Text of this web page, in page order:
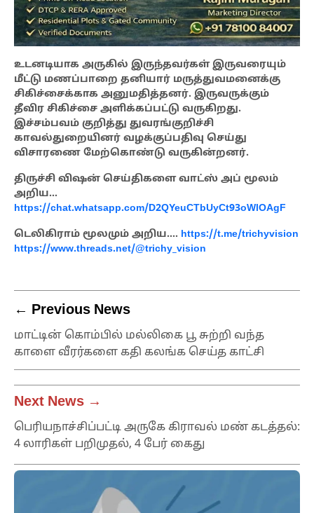
உடனடியாக அருகில் இருந்தவர்கள் இருவரையும்
மீட்டு மணப்பாறை தனியார் மருத்துவமனைக்கு
சிகிச்சைக்காக அனுமதித்தனர். இருவருக்கும்
தீவிர சிகிச்சை அளிக்கப்பட்டு வருகிறது.
இச்சம்பவம் குறித்து துவரங்குறிச்சி
காவல்துறையினர் வழக்குப்பதிவு செய்து
விசாரணை மேற்கொண்டு வருகின்றனர்.
திருச்சி விஷன் செய்திகளை வாட்ஸ் அப் மூலம்
அறிய…
https://chat.whatsapp.com/D2QYeuCTbUyCt93oWlOAgF
டெலிகிராம் மூலமும் அறிய…. https://t.me/trichyvision
https://www.threads.net/@trichy_vision
← Previous News
மாட்டின் கொம்பில் மல்லிகை பூ சுற்றி வந்த
காளை வீரர்களை கதி கலங்க செய்த காட்சி
Next News →
பெரியநாச்சிப்பட்டி அருகே கிராவல் மண் கடத்தல்:
4 லாரிகள் பறிமுதல், 4 பேர் கைது